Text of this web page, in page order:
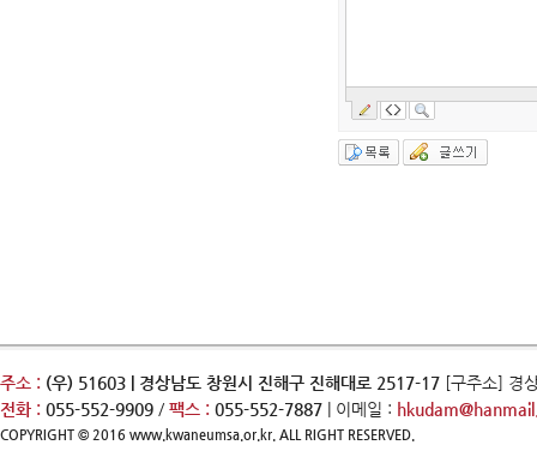
주소 : (우) 51603 | 경상남도 창원시 진해구 진해대로 2517-17 [구주소] 경
전화 : 055-552-9909 / 팩스 : 055-552-7887 | 이메일 :
COPYRIGHT © 2016 www.kwaneumsa.or.kr. ALL RIGHT RESERVED.